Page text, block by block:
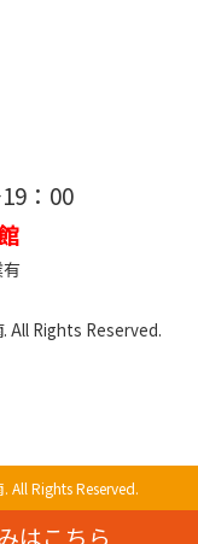
はこちら
：00
All Rights Reserved.
Rights Reserved.